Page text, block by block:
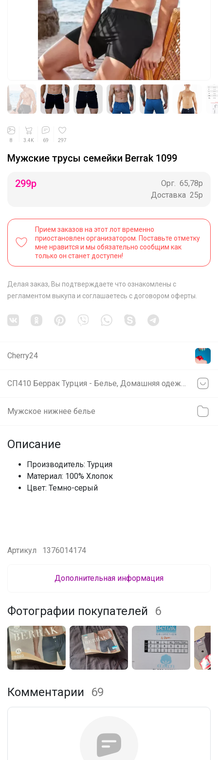
8 3.4K 69 297
Мужские трусы семейки Berrak 1099
299р Орг. 65,78р
Доставка 25р
Прием заказов на этот лот временно
приостановлен организатором. Поставьте отметку
мне нравится и мы обязательно сообщим как
только он станет доступен!
Делая заказ, Вы подтверждаете что ознакомлены с
регламентом выкупа и соглашаетесь с договором оферты
Cherry24
Мужское нижнее белье
Описание
Производитель: Турция
Материал: 100% Хлопок
Цвет: Темно-серый
Артикул 1376014174
Дополнительная информация
Фотографии покупателей 6
Комментарии 69